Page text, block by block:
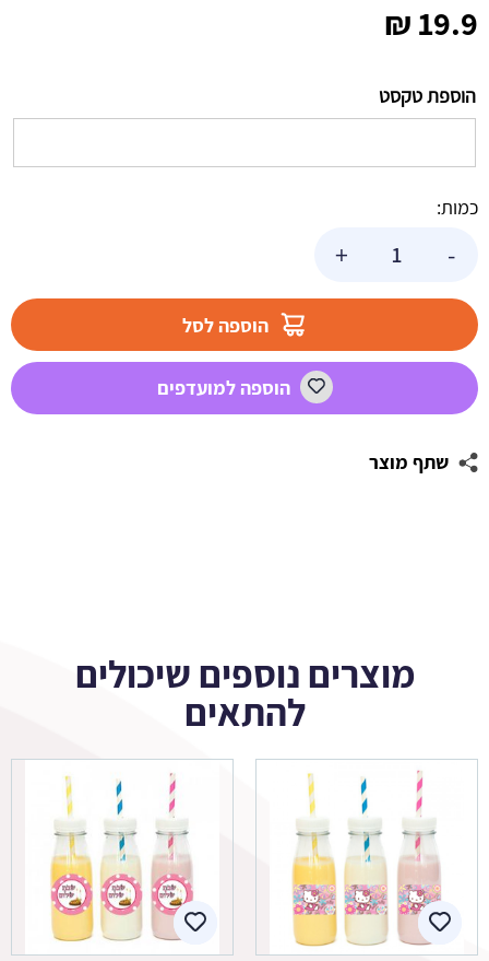
19.9
₪
הוספת טקסט
כמות:
-
קרוסלה
+
הוספה לסל
הוספה למועדפים
שתף מוצר
מוצרים נוספים שיכולים
להתאים